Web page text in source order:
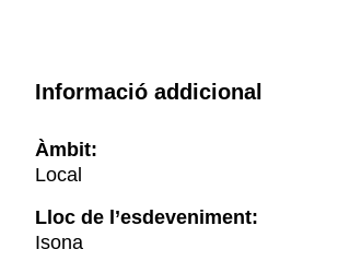
Informació addicional
Àmbit:
Local
Lloc de l’esdeveniment:
Isona